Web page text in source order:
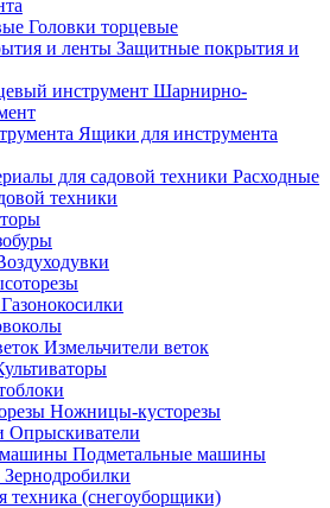
Головки торцевые
Защитные покрытия и
Шарнирно-
Ящики для инструмента
Расходные
техники
Газонокосилки
Измельчители веток
Ножницы-кусторезы
Опрыскиватели
Подметальные машины
Зернодробилки